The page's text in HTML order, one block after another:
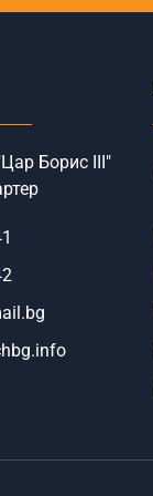
Борис III"